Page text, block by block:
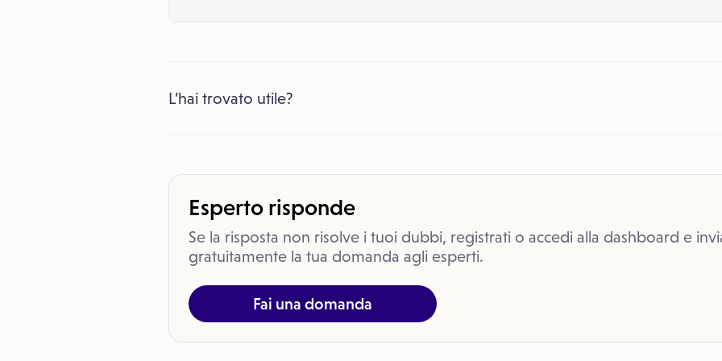
L’hai trovato utile?
Esperto risponde
Se la risposta non risolve i tuoi dubbi, registrati o accedi alla dashboard e
gratuitamente la tua domanda agli esperti.
Fai una domanda